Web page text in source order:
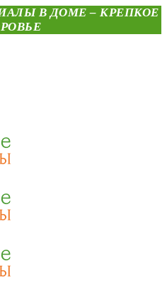
В ДОМЕ – КРЕПКОЕ